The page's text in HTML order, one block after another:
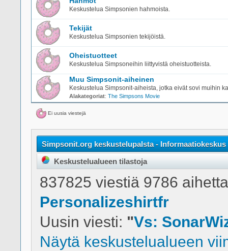
Keskustelua Simpsonien hahmoista.
Tekijät
Keskustelua Simpsonien tekijöistä.
Oheistuotteet
Keskustelua Simpsoneihin liittyvistä oheistuotteista.
Muu Simpsonit-aiheinen
Keskustelua Simpsonit-aiheista, jotka eivät sovi muihin
Alakategoriat: The Simpsons Movie
Ei uusia viestejä
Simpsonit.org keskustelupalsta - Informaatiokeskus
Keskustelualueen tilastoja
837825 viestiä 9786
Personalizeshirtfr
Uusin viesti: "Vs:
Näytä keskustelualueen